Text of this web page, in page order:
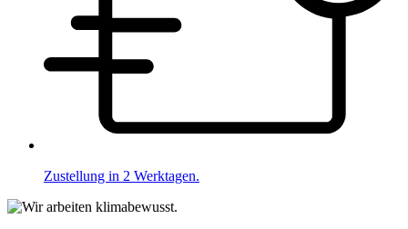
Zustellung in 2 Werktagen.